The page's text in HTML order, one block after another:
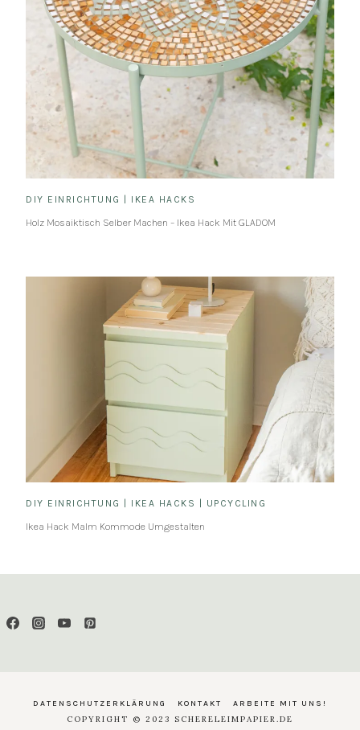
DIY EINRICHTUNG | IKEA HACKS
Holz Mosaiktisch Selber Machen – Ikea Hack Mit GLADOM
DIY EINRICHTUNG | IKEA HACKS | UPCYCLING
Ikea Hack Malm Kommode Umgestalten
COPYRIGHT © 2023 SCHERELEIMPAPIER.DE
DATENSCHUTZERKLÄRUNG KONTAKT ARBEITE MIT UNS!